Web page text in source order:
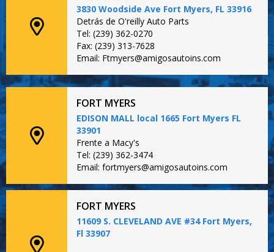
3830 Woodside Ave Fort Myers, FL 33916
Detrás de O'reilly Auto Parts
Tel: (239) 362-0270
Fax: (239) 313-7628
Email: Ftmyers@amigosautoins.com
FORT MYERS
EDISON MALL local 1665 Fort Myers FL
33901
Frente a Macy's
Tel: (239) 362-3474
Email: fortmyers@amigosautoins.com
FORT MYERS
11609 S. CLEVELAND AVE #34 Fort Myers,
Fl 33907